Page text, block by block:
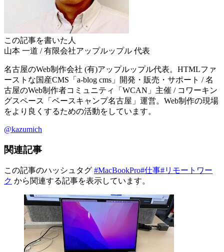
この記事を書いた人
山本 一道 / 有限会社アップルップル 代表
名古屋のWeb制作会社 (有)アップルップル代表。HTMLファ
ーストな国産CMS「a-blog cms」開発・販売・サポート / 名
古屋のWeb制作者コミュニティ「WCAN」主催 / コワーキン
グスペース「ベースキャンプ名古屋」運営。Web制作の現場
をより良くするための活動をしています。
@kazumich
関連記事
この記事のハッシュタグ #MacBookPro#仕事#リモートワー
ク から関連する記事を表示しています。